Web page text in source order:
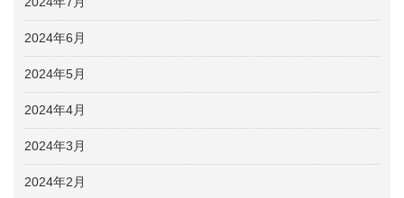
2024年6月
2024年5月
2024年4月
2024年3月
2024年2月